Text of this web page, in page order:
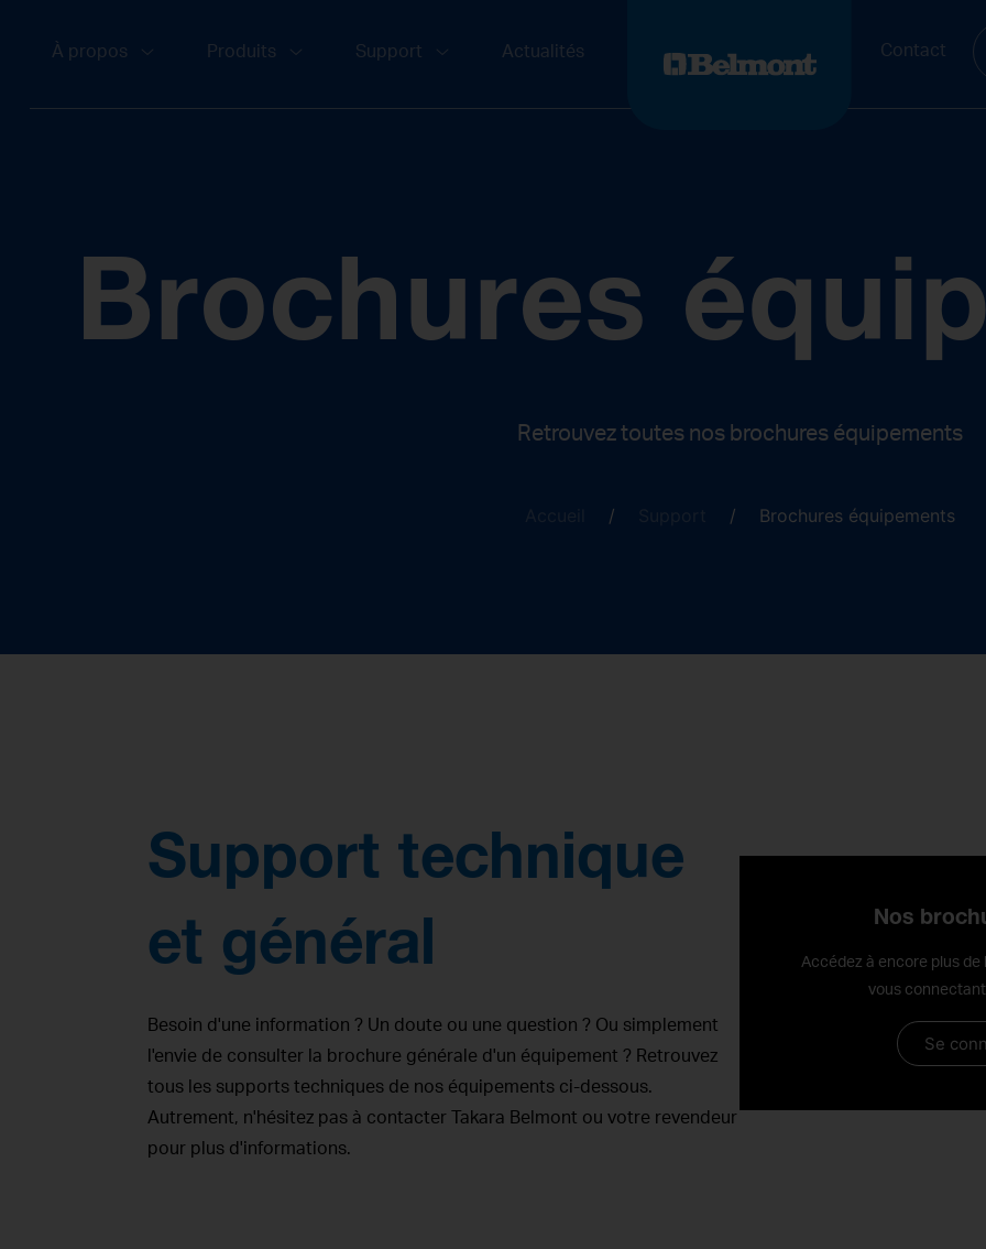
À propos Produits Support Actualités Contact
Brochures
Retrouvez toutes nos brochures équipements
/ / Brochures équipements
Support technique
et général
Besoin d'une information ? Un doute ou une question ? Ou simplement
l'envie de consulter la brochure générale d'un équipement ? Retrouvez
tous les supports techniques de nos équipements ci-dessous.
Autrement, n'hésitez pas à contacter Takara Belmont ou votre revendeur
pour plus d'informations.
Nos
Accédez à encore plus
vous
Se